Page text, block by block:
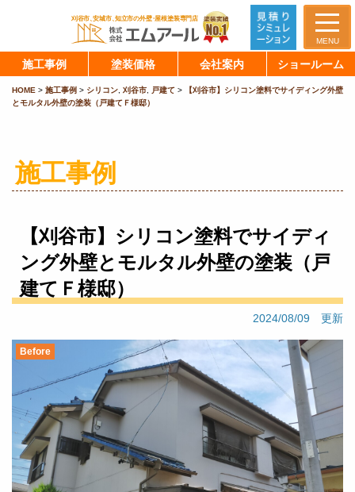
MENU
施工事例 塗装価格 会社案内 ショールーム
HOME > 施工事例 > シリコン, 刈谷市, 戸建て >
【刈谷市】シリコン塗料でサイディング外壁
とモルタル外壁の塗装（戸建てＦ様邸）
施工事例
【刈谷市】シリコン塗料でサイディ
ング外壁とモルタル外壁の塗装（戸
建てＦ様邸）
2024/08/09 更新
Before